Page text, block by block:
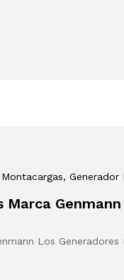
, Generador
Marca Genmann
Los